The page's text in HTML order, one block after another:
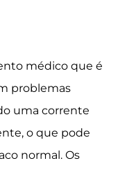
médico que é
problemas
uma corrente
o que pode
normal. Os